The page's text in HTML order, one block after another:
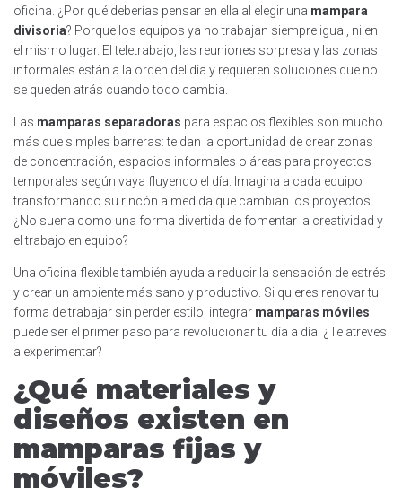
oficina. ¿Por qué deberías pensar en ella al elegir una mampara
divisoria? Porque los equipos ya no trabajan siempre igual, ni en
el mismo lugar. El teletrabajo, las reuniones sorpresa y las zonas
informales están a la orden del día y requieren soluciones que no
se queden atrás cuando todo cambia.
Las mamparas separadoras para espacios flexibles son mucho
más que simples barreras: te dan la oportunidad de crear zonas
de concentración, espacios informales o áreas para proyectos
temporales según vaya fluyendo el día. Imagina a cada equipo
transformando su rincón a medida que cambian los proyectos.
¿No suena como una forma divertida de fomentar la creatividad y
el trabajo en equipo?
Una oficina flexible también ayuda a reducir la sensación de estrés
y crear un ambiente más sano y productivo. Si quieres renovar tu
forma de trabajar sin perder estilo, integrar mamparas móviles
puede ser el primer paso para revolucionar tu día a día. ¿Te atreves
a experimentar?
¿Qué materiales y
diseños existen en
mamparas fijas y
móviles?